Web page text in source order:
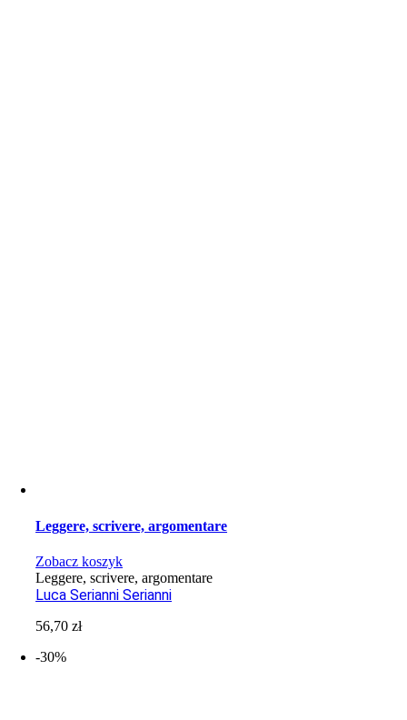
Leggere, scrivere, argomentare
Zobacz koszyk
Leggere, scrivere, argomentare
Luca Serianni Serianni
56,70zł
-30%